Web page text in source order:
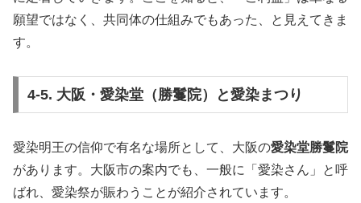
願望ではなく、共同体の仕組みでもあった、と見えてきま
す。
4-5. 大阪・愛染堂（勝鬘院）と愛染まつり
愛染明王の信仰で有名な場所として、大阪の愛染堂勝鬘院
があります。大阪市の案内でも、一般に「愛染さん」と呼
ばれ、愛染祭が賑わうことが紹介されています。